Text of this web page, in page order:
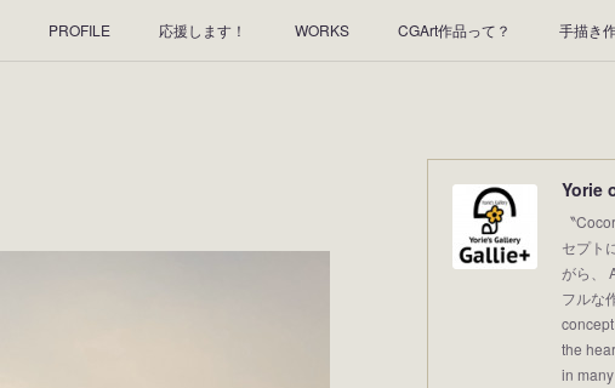
PROFILE 応援します！ WORKS CGArt作品って？ 手描き
Yorie
〝
セプト
がら、
フルな
the
in